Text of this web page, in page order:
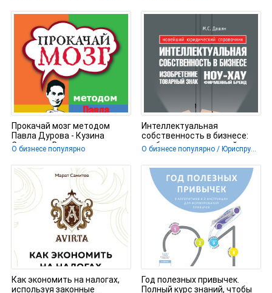
Прокачай мозг методом
Павла Дурова - Кузина
Светлана Валерьевна
О бизнесе популярно
Интеллектуальная
собственность в бизнесе:
изобретение, товарный знак,О бизнесе популярно / Юриспруденция
Как экономить на налогах,
используя законные
Год полезных привычек.
Полный курс знаний, чтобы